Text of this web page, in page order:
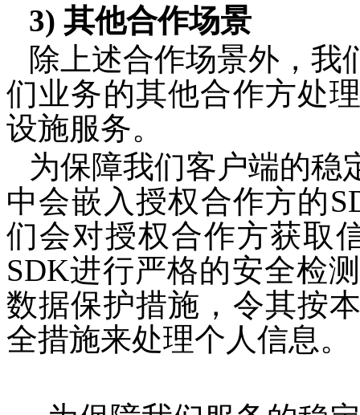
3) 其他合作场景
除上述合作场景外，我
们业务的其他合作方处
设施服务。
为保障我们客户端的稳
中会嵌入授权合作方的
们会对授权合作方获取
SDK进行严格的安全检
数据保护措施，令其按
全措施来处理个人信息。